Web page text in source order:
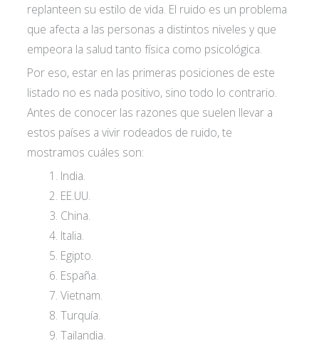
replanteen su estilo de vida. El ruido es un problema
que afecta a las personas a distintos niveles y que
empeora la salud tanto física como psicológica.
Por eso, estar en las primeras posiciones de este
listado no es nada positivo, sino todo lo contrario.
Antes de conocer las razones que suelen llevar a
estos países a vivir rodeados de ruido, te
mostramos cuáles son:
India.
EE.UU.
China.
Italia.
Egipto.
España.
Vietnam.
Turquía.
Tailandia.